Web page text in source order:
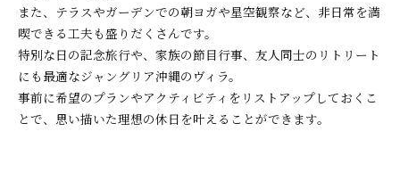
また、テラスやガーデンでの朝ヨガや星空観察など、非日常を満
喫できる工夫も盛りだくさんです。
特別な日の記念旅行や、家族の節目行事、友人同士のリトリート
にも最適なジャングリア沖縄のヴィラ。
事前に希望のプランやアクティビティをリストアップしておくこ
とで、思い描いた理想の休日を叶えることができます。